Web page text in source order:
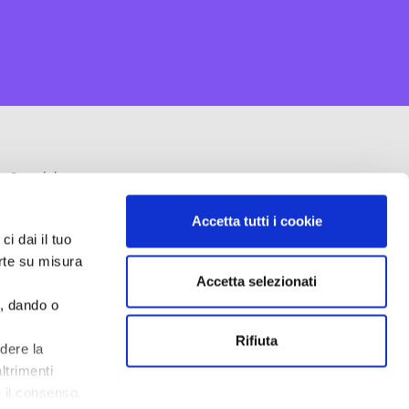
dai il tuo
su misura
dando o
la
Accetta tutti i cookie
Accetta selezionati
Rifiuta
Seguici su
Informativa privacy
Cookie policy